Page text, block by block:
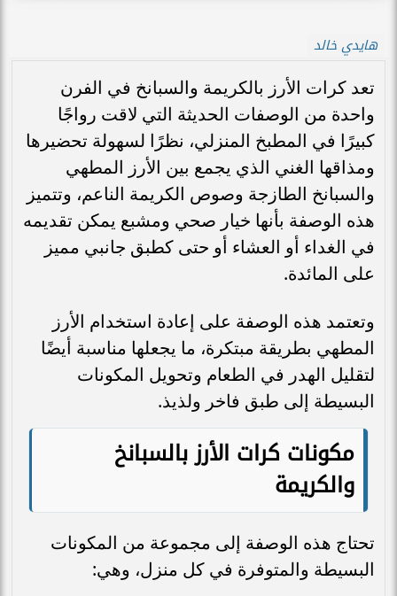
هايدي خالد
تعد كرات الأرز بالكريمة والسبانخ في الفرن
واحدة من الوصفات الحديثة التي لاقت رواجًا
كبيرًا في المطبخ المنزلي، نظرًا لسهولة تحضيرها
ومذاقها الغني الذي يجمع بين الأرز المطهي
والسبانخ الطازجة وصوص الكريمة الناعم، وتتميز
هذه الوصفة بأنها خيار صحي ومشبع يمكن تقديمه
في الغداء أو العشاء أو حتى كطبق جانبي مميز
على المائدة.
وتعتمد هذه الوصفة على إعادة استخدام الأرز
المطهي بطريقة مبتكرة، ما يجعلها مناسبة أيضًا
لتقليل الهدر في الطعام وتحويل المكونات
البسيطة إلى طبق فاخر ولذيذ.
مكونات كرات الأرز بالسبانخ
والكريمة
تحتاج هذه الوصفة إلى مجموعة من المكونات
البسيطة والمتوفرة في كل منزل، وهي: